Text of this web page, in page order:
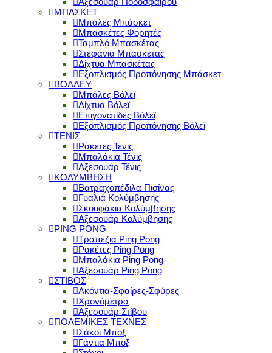
ΜΠΑΣΚΕΤ
Μπάλες Μπάσκετ
Μπασκέτες Φορητές
Ταμπλό Μπασκέτας
Στεφάνια Μπασκέτας
Δίχτυα Μπασκέτας
Εξοπλισμός Προπόνησης Μπάσκετ
ΒΟΛΛΕΥ
Μπάλες Βόλεϊ
Δίχτυα Βόλεϊ
Επιγονατίδες Βόλεϊ
Εξοπλισμός Προπόνησης Βόλεϊ
ΤΕΝΙΣ
Ρακέτες Τενις
Μπαλάκια Τένις
Αξεσουάρ Τένις
ΚΟΛΥΜΒΗΣΗ
Βατραχοπέδιλα Πισίνας
Γυαλιά Κολύμβησης
Σκουφάκια Κολύμβησης
Αξεσουάρ Κολύμβησης
PING PONG
Τραπέζια Ping Pong
Ρακέτες Ping Pong
Μπαλάκια Ping Pong
Αξεσουάρ Ping Pong
ΣΤΙΒΟΣ
Ακόντια-Σφαίρες-Σφύρες
Χρονόμετρα
Αξεσουάρ Στίβου
ΠΟΛΕΜΙΚΕΣ ΤΕΧΝΕΣ
Σάκοι Μποξ
Γάντια Μποξ